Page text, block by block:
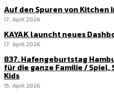
Auf den Spuren von Kitchen
17. April 2026
KAYAK launcht neues
17. April 2026
837. Hafengeburtstag
für die ganze Familie / Spiel,
Kids
15. April 2026